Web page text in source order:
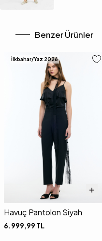
Benzer Ürünler
İlkbahar/Yaz 2026
Havuç Pantolon Siyah
6.999,99 TL